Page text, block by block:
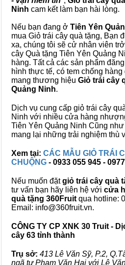
Ninh cam kết làm bạn hài lòng.
Nếu bạn đang ở Tiên Yên
mua Giỏ trái cây quà tặng, Bạn
xa, chúng tôi sẽ cử nhân viên
cây Quà tặng Tiên Yên Quảng
hàng. Tất cả các sản phẩm
hình thực tế, có tem chống
mang thương hiệu Giỏ trái cây
Quảng Ninh.
Dịch vụ cung cấp giỏ trái cây
Ninh với nhiều cửa hàng
Tiên Yên Quảng Ninh Cũng
mang lại những trải nghiệm thù
Xem tại: CÁC MẪU GIỎ TRÁI
CHUỘNG - 0933 055 945 -
Nếu muốn đặtgiỏ trái cây quà
tư vấn bạn hãy liên hệ với cửa
quà tặng 360Fruit qua hotline:
Email: info@360fruit.vn.
CÔNG TY CP XNK 30 Truit -
cây 63 tỉnh thành
Trụ sở: 413 Lê Văn Sỹ, P.2,
ngã tư Phạm Văn Hai với Lê